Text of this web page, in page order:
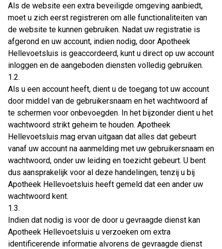
Als de website een extra beveiligde omgeving aanbiedt,
moet u zich eerst registreren om alle functionaliteiten van
de website te kunnen gebruiken. Nadat uw registratie is
afgerond en uw account, indien nodig, door Apotheek
Hellevoetsluis is geaccordeerd, kunt u direct op uw account
inloggen en de aangeboden diensten volledig gebruiken.
1.2.
Als u een account heeft, dient u de toegang tot uw account
door middel van de gebruikersnaam en het wachtwoord af
te schermen voor onbevoegden. In het bijzonder dient u het
wachtwoord strikt geheim te houden. Apotheek
Hellevoetsluis mag ervan uitgaan dat alles dat gebeurt
vanaf uw account na aanmelding met uw gebruikersnaam en
wachtwoord, onder uw leiding en toezicht gebeurt. U bent
dus aansprakelijk voor al deze handelingen, tenzij u bij
Apotheek Hellevoetsluis heeft gemeld dat een ander uw
wachtwoord kent.
1.3.
Indien dat nodig is voor de door u gevraagde dienst kan
Apotheek Hellevoetsluis u verzoeken om extra
identificerende informatie alvorens de gevraagde dienst